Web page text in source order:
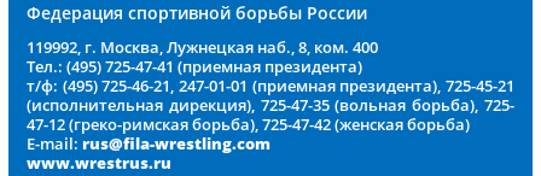
Федерация спортивной борьбы России
119992, г. Москва, Лужнецкая наб., 8, ком. 400
Тел.: (495) 725-47-41 (приемная президента)
т/ф: (495) 725-46-21, 247-01-01 (приемная президента), 725-45-21
(исполнительная дирекция), 725-47-35 (вольная борьба), 725-
47-12 (греко-римская борьба), 725-47-42 (женская борьба)
E-mail: rus@fila-wrestling.com
www.wrestrus.ru